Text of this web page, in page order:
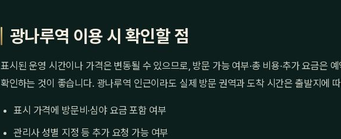
광나루역 이용 시 확인할 점
표시된 운영 시간이나 가격은 변동될 수 있으므로, 방문 가능 여부·총 비용·추가 요금은
확인하는 것이 좋습니다. 광나루역 인근이라도 실제 방문 권역과 도착 시간은 출발지에
표시 가격에 방문비·심야 요금 포함 여부
관리사 성별 지정 등 추가 요청 가능 여부